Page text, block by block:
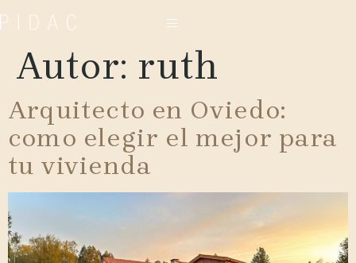
Autor: ruth
Arquitecto en Oviedo:
como elegir el mejor para
tu vivienda